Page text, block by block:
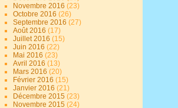
Novembre 2016(23)
Octobre 2016(26)
Septembre 2016(27)
Août 2016(17)
Juillet 2016(15)
Juin 2016(22)
Mai 2016(23)
Avril 2016(13)
Mars 2016(20)
Février 2016(15)
Janvier 2016(21)
Décembre 2015(23)
Novembre 2015(24)